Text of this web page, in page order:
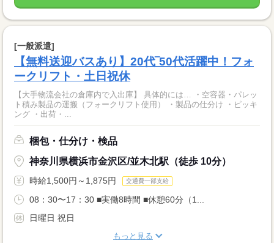
[一般派遣]
【無料送迎バスあり】20代‾50代活躍中！フォ
ークリフト・土日祝休
【大手物流会社の倉庫内で入出庫】 具体的には… ・空容器・パレッ
ト積み製品の運搬（フォークリフト使用） ・製品の仕分け ・ピッキ
ング ・出荷・...
梱包・仕分け・検品
神奈川県横浜市金沢区/並木北駅（徒歩 10分）
時給1,500円～1,875円 交通費一部支給
08：30〜17：30 ■実働8時間 ■休憩60分（1...
日曜日 祝日
もっと見る